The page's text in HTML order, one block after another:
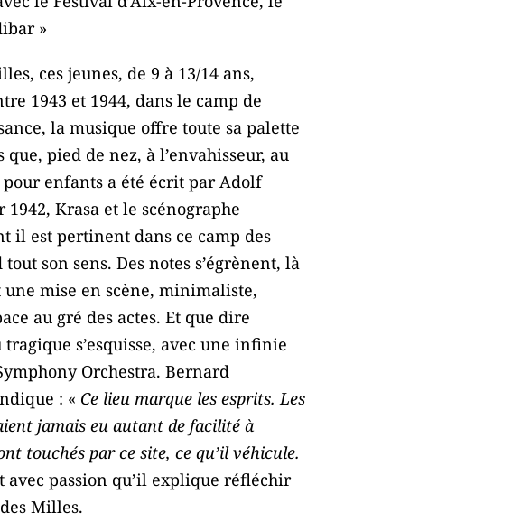
»
ces jeunes, de 9 à 13/14 ans,
1943 et 1944, dans le camp de
la musique offre toute sa palette
pied de nez, à l’envahisseur, au
enfants a été écrit par Adolf
Krasa et le scénographe
il est pertinent dans ce camp des
son sens. Des notes s’égrènent, là
mise en scène, minimaliste,
au gré des actes. Et que dire
s’esquisse, avec une infinie
Orchestra. Bernard
: « Ce lieu marque les esprits. Les
jamais eu autant de facilité à
touchés par ce site, ce qu’il véhicule.
avec passion qu’il explique réfléchir
Milles.